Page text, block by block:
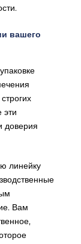
вашего
эти
доверия
линейку
Вам